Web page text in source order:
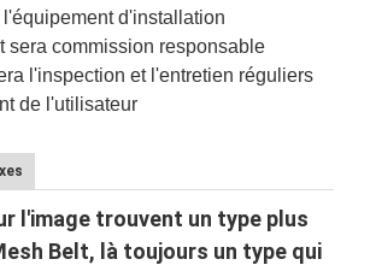
l'équipement d'installation
sera commission responsable
l'inspection et l'entretien réguliers
de l'utilisateur
l'image trouvent un type plus
Belt, là toujours un type qui